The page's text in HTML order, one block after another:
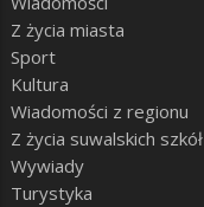
Z życia miasta
Sport
Kultura
Wiadomości z regionu
Z życia suwalskich szkół
Wywiady
Turystyka